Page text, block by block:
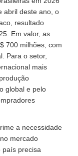
abril deste ano, o
resultado
Em valor, as
700 milhões, com
Para o setor,
mais
global e pelo
a necessidade
mercado
país precisa